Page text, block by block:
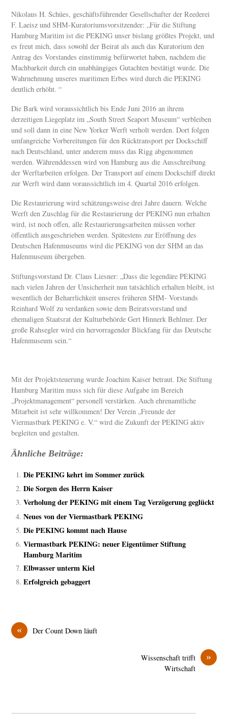
Nikolaus H. Schües, geschäftsführender Gesellschafter der Reederei
F. Laeisz und SHM-Kuratoriumsvorsitzender: „Für die Stiftung
Hamburg Maritim ist die PEKING unser bislang größtes Projekt, und
es freut mich, dass sowohl der Beirat als auch das Kuratorium den
Antrag des Vorstandes einstimmig befürwortet haben, nachdem die
Machbarkeit durch ein unabhängiges Gutachten bestätigt wurde. Die
Wahrnehmung unseres maritimen Erbes wird durch die PEKING
deutlich erhöht. “
Die Bark wird voraussichtlich bis Ende Juni 2016 an ihrem
derzeitigen Liegeplatz im „South Street Seaport Museum“ verbleiben
und soll dann in eine New Yorker Werft verholt werden. Dort folgen
umfangreiche Vorbereitungen für den Rücktransport per Dockschiff
nach Deutschland, unter anderem muss das Rigg abgenommen
werden. Währenddessen wird von Hamburg aus die Ausschreibung
der Werftarbeiten erfolgen. Der Transport auf einem Dockschiff direkt
zur Werft wird dann voraussichtlich im 4. Quartal 2016 erfolgen.
Die Restaurierung wird schätzungsweise drei Jahre dauern. Welche
Werft den Zuschlag für die Restaurierung der PEKING nun erhalten
wird, ist noch offen, alle Restaurierungsarbeiten müssen vorher
öffentlich ausgeschrieben werden. Spätestens zur Eröffnung des
Deutschen Hafenmuseums wird die PEKING von der SHM an das
Hafenmuseum übergeben.
Stiftungsvorstand Dr. Claus Liesner: „Dass die legendäre PEKING
nach vielen Jahren der Unsicherheit nun tatsächlich erhalten bleibt, ist
wesentlich der Beharrlichkeit unseres früheren SHM- Vorstands
Reinhard Wolf zu verdanken sowie dem Beiratsvorstand und
ehemaligen Staatsrat der Kulturbehörde Gert Hinnerk Behlmer. Der
große Rahsegler wird ein hervorragender Blickfang für das Deutsche
Hafenmuseum sein.“
Mit der Projektsteuerung wurde Joachim Kaiser betraut. Die Stiftung
Hamburg Maritim muss sich für diese Aufgabe im Bereich
„Projektmanagement“ personell verstärken. Auch ehrenamtliche
Mitarbeit ist sehr willkommen! Der Verein „Freunde der
Viermastbark PEKING e. V.“ wird die Zukunft der PEKING aktiv
begleiten und gestalten.
Ähnliche Beiträge:
Die PEKING kehrt im Sommer zurück
Die Sorgen des Herrn Kaiser
Verholung der PEKING mit einem Tag Verzögerung geglückt
Neues von der Viermastbark PEKING
Die PEKING kommt nach Hause
Viermastbark PEKING: neuer Eigentümer Stiftung
Hamburg Maritim
Elbwasser unterm Kiel
Erfolgreich gebaggert
« Der Count Down läuft
»
Wissenschaft trifft
Wirtschaft